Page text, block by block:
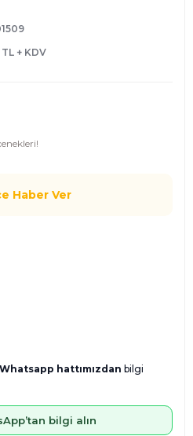
+ KDV
Haber Ver
Whatsapp hattımızdan bilgi
bilgi alın